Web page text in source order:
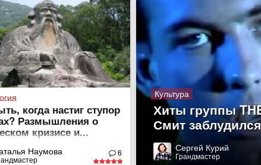
когда настиг ступор
Размышления о
кризисе и...
жизни
Наумова 6
Культура
Хиты группы
Смит
Сергей Курий
Грандмастер